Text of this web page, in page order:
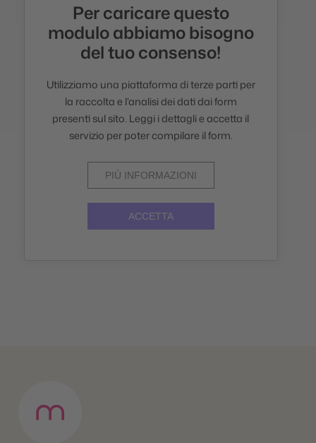
Per caricare questo
modulo abbiamo bisogno
del tuo consenso!
Utilizziamo una piattaforma di terze parti per
la raccolta e l’analisi dei dati dai form
presenti sul sito. Leggi i dettagli e accetta il
servizio per poter compilare il form.
PIÙ INFORMAZIONI
ACCETTA